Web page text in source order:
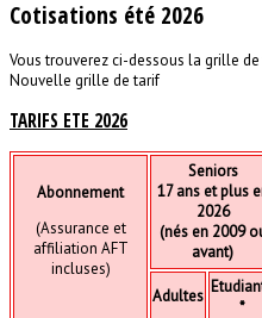
Cotisations été 2026
Vous trouverez ci-dessous la grille
Nouvelle grille de tarif
TARIFS ETE 2026
Abonnement
(Assurance et
affiliation AFT
incluses)
Seniors
17 ans et plus
2026
(nés en 2009
avant)
Adultes
*